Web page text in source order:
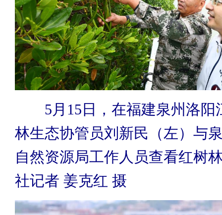
5月15日，在福建泉州洛阳
林生态协管员刘新民（左）与
自然资源局工作人员查看红树
社记者 姜克红 摄